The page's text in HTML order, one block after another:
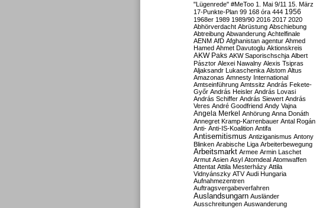
"Lügenrede" #MeToo 1. Mai 9/11 15. März
17-Punkte-Plan 99 168 óra 444 1956
1968er 1989 1989/90 2016 2017 2020
Abhörverdacht Abrüstung Abschiebung
Abtreibung Abwanderung Achtelfinale
AENM AfD Afghanistan agentur Ahmed
Hamed Ahmet Davutoglu Aktionskreis
AKW Paks AKW Saporischschja Albert
Pásztor Alexei Nawalny Alexis Tsipras
Aljaksandr Lukaschenka Alstom Altus
Amazonas Amnesty International
Amtseinführung Amtssitz András Fekete-
Győr András Heisler András Lovasi
András Schiffer András Siewert András
Veres André Goodfriend Andy Vajna
Angela Merkel Anhörung Anna Donáth
Annegret Kramp-Karrenbauer Antal Rogán
Anti- Anti-IS-Koalition Antifa
Antisemitismus Antiziganismus Antony
Blinken Arabische Liga Arbeiterbewegung
Arbeitsmarkt Armee Armin Laschet
Armut Asien Asyl Atomdeal Atomwaffen
Attentat Attila Mesterházy Attila
Vidnyánszky ATV Audi Hungaria
Aufnahmezentren
Auftragsvergabeverfahren
Auslandsungarn Ausländer
Ausschreitungen Auswanderung